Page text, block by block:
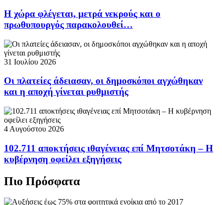
Η χώρα φλέγεται, μετρά νεκρούς και ο
πρωθυπουργός παρακολουθεί…
31 Ιουλίου 2026
Οι πλατείες άδειασαν, οι δημοσκόποι αγχώθηκαν
και η αποχή γίνεται ρυθμιστής
4 Αυγούστου 2026
102.711 αποκτήσεις ιθαγένειας επί Μητσοτάκη – Η
κυβέρνηση οφείλει εξηγήσεις
Πιο Πρόσφατα